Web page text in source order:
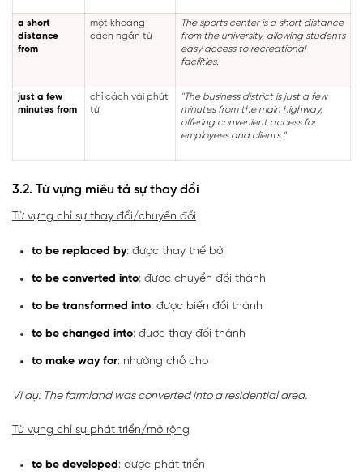
a short
distance
from
một khoảng
cách ngắn từ
The sports center is a short distance
from the university, allowing students
easy access to recreational
facilities.
just a few
minutes from
chỉ cách vài phút
từ
"The business district is just a few
minutes from the main highway,
offering convenient access for
employees and clients."
3.2. Từ vựng miêu tả sự thay đổi
Từ vựng chỉ sự thay đổi/chuyển đổi
to be replaced by: được thay thế bởi
to be converted into: được chuyển đổi thành
to be transformed into: được biến đổi thành
to be changed into: được thay đổi thành
to make way for: nhường chỗ cho
Ví dụ: The farmland was converted into a residential area.
Từ vựng chỉ sự phát triển/mở rộng
to be developed: được phát triển